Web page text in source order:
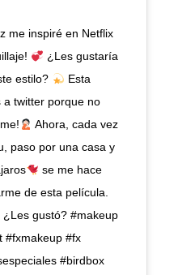
me inspiré en Netflix
¿Les gustaría
estilo?
Esta
a twitter porque no
Ahora, cada vez
paso por una casa y
se me hace
de esta película.
gustó? #makeup
#fxmakeup #fx
#birdbox